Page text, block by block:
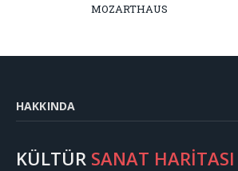
MOZARTHAUS
HAKKINDA
KÜLTÜR SANAT HARİTASI